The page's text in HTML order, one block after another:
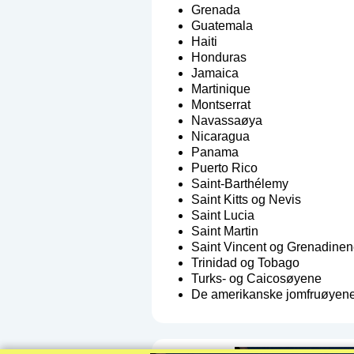
Grenada
Guatemala
Haiti
Honduras
Jamaica
Martinique
Montserrat
Navassaøya
Nicaragua
Panama
Puerto Rico
Saint-Barthélemy
Saint Kitts og Nevis
Saint Lucia
Saint Martin
Saint Vincent og
Trinidad og Tobago
Turks- og Caicosøyene
De amerikanske